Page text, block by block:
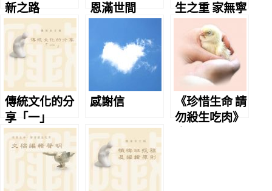
新之路
恩滿世間
生之重 家無寧
傳統文化的分
享「一」
感謝信
《珍惜生命 請
勿殺生吃肉》